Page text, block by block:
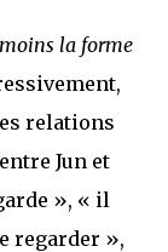
la forme
relations
Jun et
», « il
regarder »,